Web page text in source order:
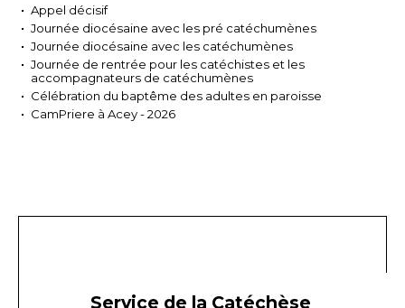
Appel décisif
Journée diocésaine avec les pré catéchumènes
Journée diocésaine avec les catéchumènes
Journée de rentrée pour les catéchistes et les
accompagnateurs de catéchumènes
Célébration du baptême des adultes en paroisse
CamPriere à Acey - 2026
Service de la Catéchèse